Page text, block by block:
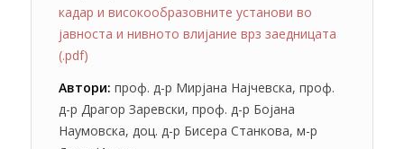
кадар и високообразовните установи во
јавноста и нивното влијание врз заедницата
(.pdf)
Автори: проф. д-р Мирјана Најчевска, проф.
д-р Драгор Заревски, проф. д-р Бојана
Наумовска, доц. д-р Бисера Станкова, м-р